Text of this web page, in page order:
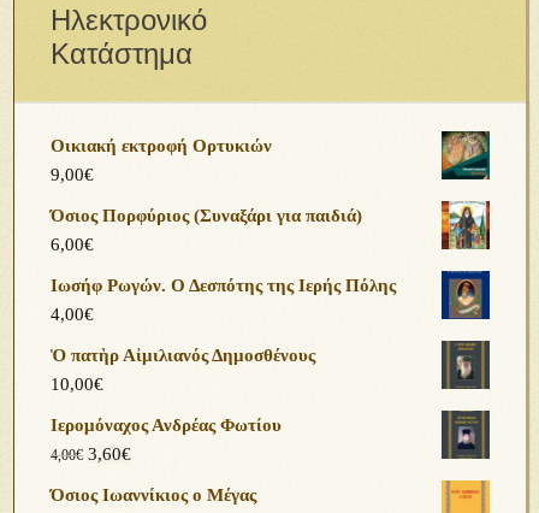
Ηλεκτρονικό
Κατάστημα
Οικιακή εκτροφή Ορτυκιών
9,00€
Όσιος Πορφύριος (Συναξάρι για παιδιά)
6,00€
Ιωσήφ Ρωγών. Ο Δεσπότης της Ιερής Πόλης
4,00€
Ὁ πατὴρ Αἰμιλιανός Δημοσθένους
10,00€
Ιερομόναχος Ανδρέας Φωτίου
4,00€ 3,60€
Όσιος Ιωαννίκιος ο Μέγας